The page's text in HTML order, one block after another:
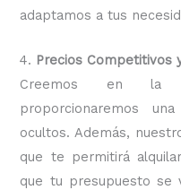
adaptamos a tus
4. Precios Competitivos
Creemos en
proporcionaremos una
ocultos. Además,
que te permitirá
que tu presupuesto se